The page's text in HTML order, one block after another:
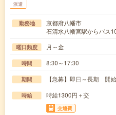
派遣
勤務地
京都府八幡市
石清水八幡宮駅からバス
曜日頻度 月～金
時間 8:30～17:30
期間 【急募】即日～長期 開
時給 時給1300円＋交
交通費